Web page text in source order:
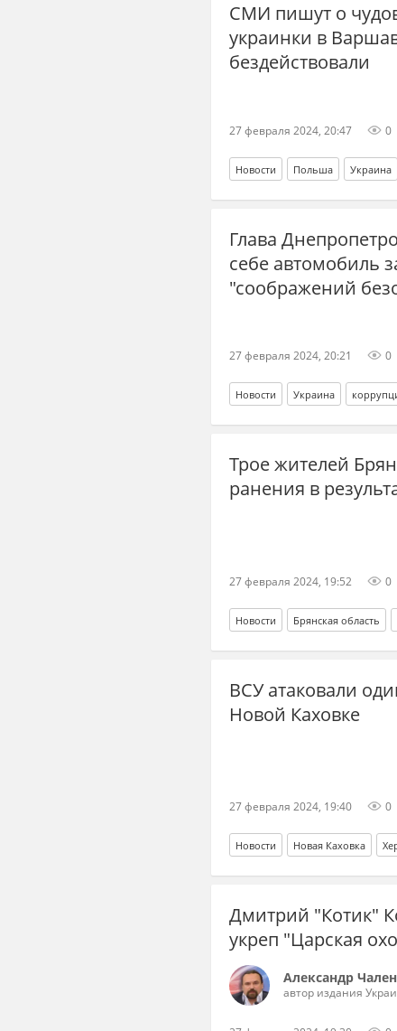
СМИ пишут о
украинки в
бездействовали
27 февраля 2024, 20:47 0
Новости Польша Украина
Глава
себе автомобиль
"соображений
27 февраля 2024, 20:21 0
Новости Украина
Трое жителей
ранения в
27 февраля 2024, 19:52 0
Новости Брянская область
ВСУ атаковали
Новой Каховке
27 февраля 2024, 19:40 0
Новости Новая Каховка
Дмитрий "Котик"
укреп "Царская
Александр
автор издания